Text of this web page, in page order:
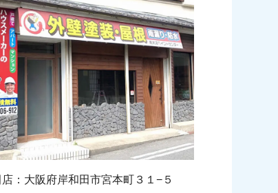
店：大阪府岸和田市宮本町３１−５